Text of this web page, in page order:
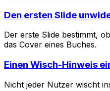
Den ersten Slide
Der erste Slide bestimmt,
das Cover eines Buches.
Einen Wisch-Hinweis
Nicht jeder Nutzer wischt